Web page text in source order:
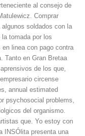
al consejo de
Comprar
soldados con la
tomada por los
linea con pago contra
Tanto en Gran Bretaa
de los que,
circense
annual estimated
psychosocial problems,
del organismo.
que. Yo estoy con
INSÓlita presenta una